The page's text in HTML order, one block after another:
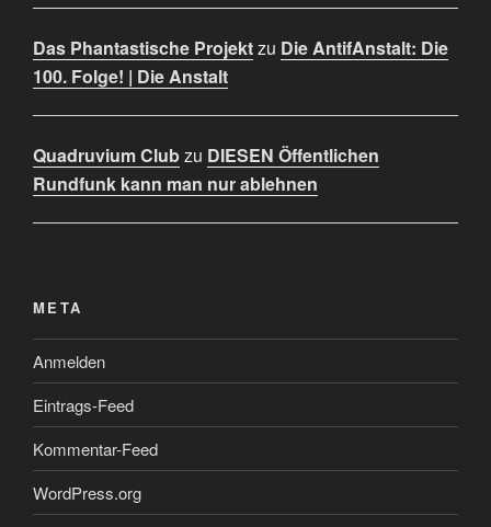
Das Phantastische Projektzu Die AntifAnstalt: Die
100. Folge! | Die Anstalt
Quadruvium Clubzu DIESEN Öffentlichen
Rundfunk kann man nur ablehnen
META
Anmelden
Eintrags-Feed
Kommentar-Feed
WordPress.org